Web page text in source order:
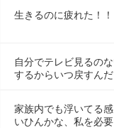
生きるのに疲れた！！
自分でテレビ見るの
するからいつ戻すん
家族内でも浮いてる
いひんかな、私を必